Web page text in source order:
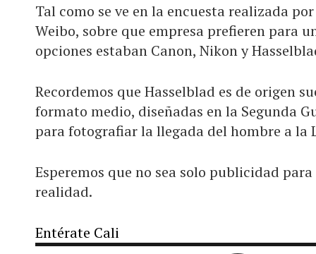
Tal como se ve en la encuesta realizada
Weibo, sobre que empresa prefieren para
opciones estaban Canon, Nikon y
Recordemos que Hasselblad es de origen
formato medio, diseñadas en la Segunda
para fotografiar la llegada del hombre a la
Esperemos que no sea solo publicidad
realidad.
Entérate Cali